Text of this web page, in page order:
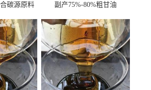
碳源原料
副产75%-80%粗甘油